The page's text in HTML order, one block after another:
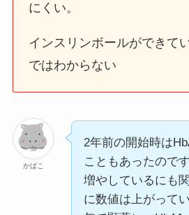
にくい。
インスリンボールができて
ではわからない
かばこ
2年前の開始時は
こともあったので
増やしているにも
に数値は上がって